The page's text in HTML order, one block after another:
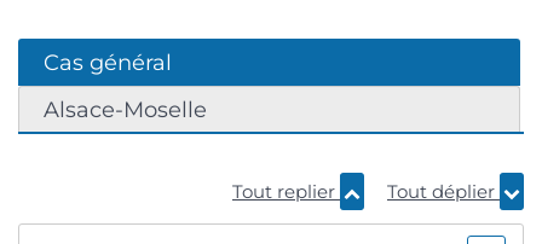
Cas général
Alsace-Moselle
Tout replier Tout déplier